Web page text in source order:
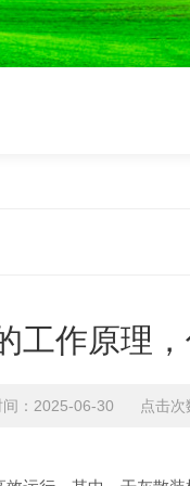
工作原理
间：2025-06-30 点击次